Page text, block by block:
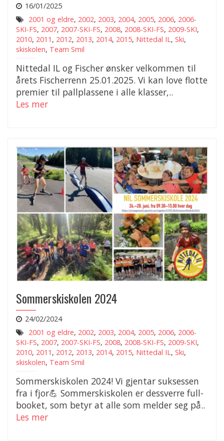
16/01/2025
2001 og eldre, 2002, 2003, 2004, 2005, 2006, 2006-
SKI-FS, 2007, 2007-SKI-FS, 2008, 2008-SKI-FS, 2009-SKI,
2010, 2011 , 2012, 2013, 2014, 2015, Nittedal IL, Ski,
skiskolen, Team Smil
Nittedal IL og Fischer ønsker velkommen til
årets Fischerrenn 25.01.2025. Vi kan love flotte
premier til pallplassene i alle klasser,..
Les mer
Sommerskiskolen 2024
24/02/2024
2001 og eldre, 2002, 2003, 2004, 2005, 2006, 2006-
SKI-FS, 2007, 2007-SKI-FS, 2008, 2008-SKI-FS, 2009-SKI,
2010, 2011 , 2012, 2013, 2014, 2015, Nittedal IL, Ski,
skiskolen, Team Smil
Sommerskiskolen 2024! Vi gjentar suksessen
fra i fjor💪 Sommerskiskolen er dessverre full-
booket, som betyr at alle som melder seg på..
Les mer